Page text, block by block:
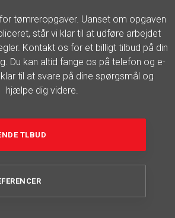
tømreropgaver. Uanset om opgaven
står vi klar til at udføre arbejdet
Kontakt os for et billigt tilbud på din
Du kan altid fange os på telefon og e-
til at svare på dine spørgsmål og
hjælpe dig videre.
TLBUD